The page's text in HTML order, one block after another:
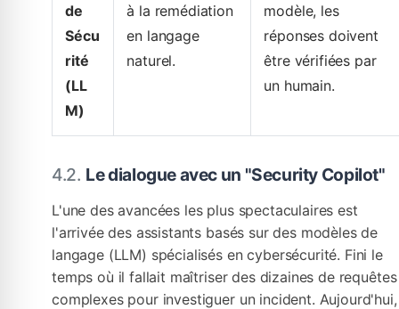
de
Sécu
rité
(LL
M)
à la remédiation
en langage
naturel.
modèle, les
réponses doivent
être vérifiées par
un humain.
Le dialogue avec un "Security Copilot"
L'une des avancées les plus spectaculaires est
l'arrivée des assistants basés sur des modèles de
langage (LLM) spécialisés en cybersécurité. Fini le
temps où il fallait maîtriser des dizaines de requêtes
complexes pour investiguer un incident. Aujourd'hui,